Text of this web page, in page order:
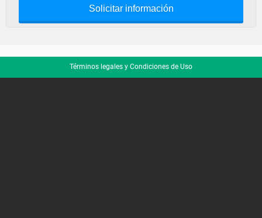
Solicitar información
Términos legales y Condiciones de Uso